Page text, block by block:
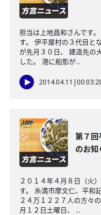
担当は上地昌和さんです
す。 伊平屋村の３代目と
が先月３０日、 建造先の
した。 港に船影が...
2014.04.11 |
第７回
のお知
２０１４年４月８日（火
す。 糸満市摩文仁、平和
２４万１２２７人の方々
月１２日土曜日、 ...